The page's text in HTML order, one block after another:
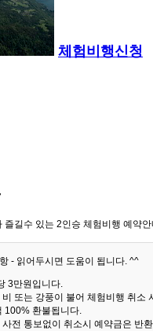
체험비행신청
즐길수 있는 2인승 체험비행 예약안
- 읽어두시면 도움이 됩니다. ^^
3만원입니다.
또는 강풍이 불어 체험비행 취소
100% 환불됩니다.
전 통보없이 취소시 예약금은 반